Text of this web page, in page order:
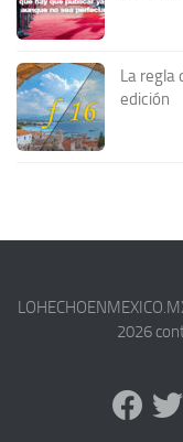
La regla
edición
2026